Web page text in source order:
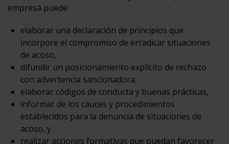
empresa puede:
elaborar una declaración de principios que
incorpore el compromiso de erradicar situaciones
de acoso,
difundir un posicionamiento explícito de rechazo
con advertencia sancionadora,
elaborar códigos de conducta y buenas prácticas,
informar de los cauces y procedimientos
establecidos para la denuncia de situaciones de
acoso, y
realizar acciones formativas que puedan favorecer